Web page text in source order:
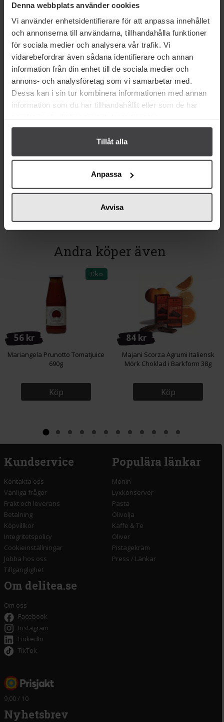
Denna webbplats använder cookies
Vi använder enhetsidentifierare för att anpassa innehållet
och annonserna till användarna, tillhandahålla funktioner
för sociala medier och analysera vår trafik. Vi
vidarebefordrar även sådana identifierare och annan
information från din enhet till de sociala medier och
annons- och analysföretag som vi samarbetar med.
Dessa kan i sin tur kombinera informationen med annan
information som du har tillhandahållit eller som de har
Tillåt alla
Anpassa
Avvisa
Från samma varumärke
Pierre Biscuiterie Pure Butter
Andra köper även
56 kr
Eko
Mariangela Prunotto Tomatjuice
690g
Köp
84 kr
Majani Scorza Agrumi Italiensk
Mörk Choklad i Barkform 38g
Köp
Kundservice
Kontakta oss
Vanliga frågor
Frakt och leverans
Betalning
Köpvillkor
Integritetspolicy
Cookieinställningar
Jobba hos oss
Tillgänglighet
Populära länkar
Monin
Lyxkonserver
Pasta
Olivolja
Kaffe & Te
Oliver
Pistagekräm
Press / Länkar
Om delitea.se
Om oss
Facebook
Instagram
LinkedIn
TikTok
9,00 / 10
Nyhetsbrev